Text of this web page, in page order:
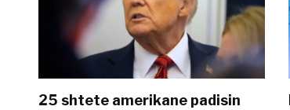
25 shtete amerikane padisin